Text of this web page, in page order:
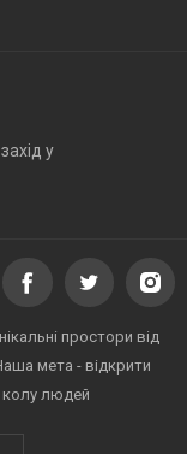
у
простори від
мета - відкрити
колу людей